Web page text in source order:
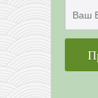
контакт